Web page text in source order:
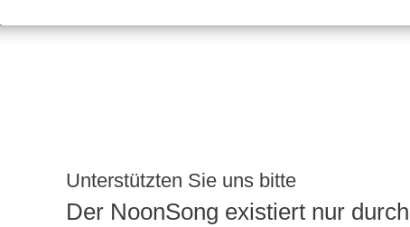
Unterstützten Sie uns bitte
Der NoonSong existiert nur